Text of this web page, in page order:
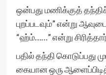
ஒன்பது மணிக்குத்
புறப்படவும்” என்று
“ஹ்ம்……” என்று
பதில் தந்தி கொடுப்பது
கையான ஒரு